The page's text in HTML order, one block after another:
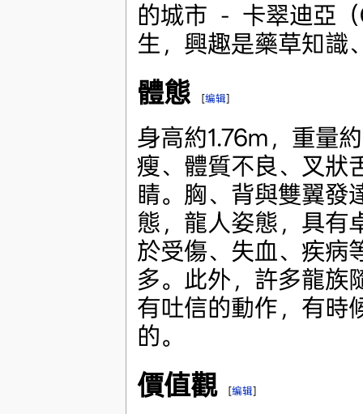
的城市 － 卡翠迪亞
生，興趣是藥草知識
體態 [编辑]
身高約1.76m，重量
瘦、體質不良、叉狀
睛。胸、背與雙翼發
態，龍人姿態，具有
於受傷、失血、疾病
多。此外，許多龍族
有吐信的動作，有時
的。
價值觀 [编辑]